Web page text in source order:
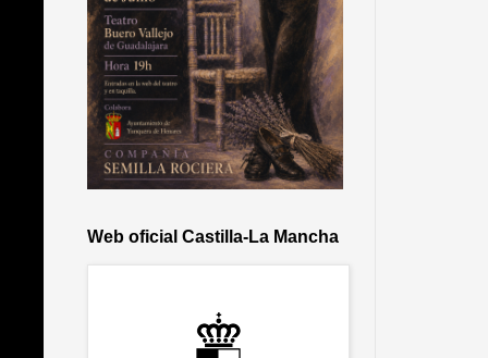
Web oficial Castilla-La Mancha